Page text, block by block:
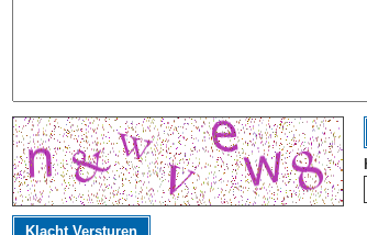
Klacht Versturen